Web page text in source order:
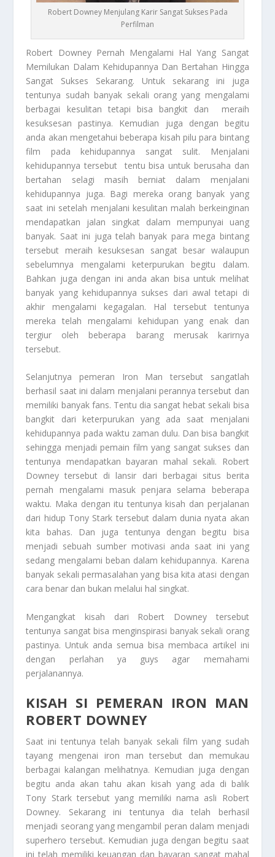
Robert Downey Menjulang Karir Sangat Sukses Pada
Perfilman
Robert DowneyPernah Mengalami Hal Yang Sangat
Memilukan Dalam Kehidupannya Dan Bertahan Hingga
Sangat Sukses Sekarang. Untuk sekarang ini juga
tentunya sudah banyak sekali orang yang mengalami
berbagai kesulitan tetapi bisa bangkit dan meraih
kesuksesan pastinya. Kemudian juga dengan begitu
anda akan mengetahui beberapa kisah pilu para bintang
film pada kehidupannya sangat sulit. Menjalani
kehidupannya tersebut tentu bisa untuk berusaha dan
bertahan selagi masih berniat dalam menjalani
kehidupannya juga. Bagi mereka orang banyak yang
saat ini setelah menjalani kesulitan malah berkeinginan
mendapatkan jalan singkat dalam mempunyai uang
banyak. Saat ini juga telah banyak para mega bintang
tersebut meraih kesuksesan sangat besar walaupun
sebelumnya mengalami keterpurukan begitu dalam.
Bahkan juga dengan ini anda akan bisa untuk melihat
banyak yang kehidupannya sukses dari awal tetapi di
akhir mengalami kegagalan. Hal tersebut tentunya
mereka telah mengalami kehidupan yang enak dan
tergiur oleh beberapa barang merusak karirnya
tersebut.
Selanjutnya pemeran Iron Man tersebut sangatlah
berhasil saat ini dalam menjalani perannya tersebut dan
memiliki banyak fans. Tentu dia sangat hebat sekali bisa
bangkit dari keterpurukan yang ada saat menjalani
kehidupannya pada waktu zaman dulu. Dan bisa bangkit
sehingga menjadi pemain film yang sangat sukses dan
tentunya mendapatkan bayaran mahal sekali.
Robert
Downey tersebut di lansir dari berbagai situs berita
pernah mengalami masuk penjara selama beberapa
waktu. Maka dengan itu tentunya kisah dan perjalanan
dari hidup Tony Stark tersebut dalam dunia nyata akan
kita bahas. Dan juga tentunya dengan begitu bisa
menjadi sebuah sumber motivasi anda saat ini yang
sedang mengalami beban dalam kehidupannya. Karena
banyak sekali permasalahan yang bisa kita atasi dengan
cara benar dan bukan melalui hal singkat.
Mengangkat kisah dari Robert Downeytersebut
tentunya sangat bisa menginspirasi banyak sekali orang
pastinya. Untuk anda semua bisa membaca artikel ini
dengan perlahan ya guys agar memahami
perjalanannya.
KISAH SI PEMERAN IRON MAN
ROBERT DOWNEY
Saat ini tentunya telah banyak sekali film yang sudah
tayang mengenai iron man tersebut dan memukau
berbagai kalangan melihatnya. Kemudian juga dengan
begitu anda akan tahu akan kisah yang ada di balik
Tony Stark tersebut yang memiliki nama asli Robert
Downey. Sekarang ini tentunya dia telah berhasil
menjadi seorang yang mengambil peran dalam menjadi
superhero tersebut. Kemudian juga dengan begitu saat
ini telah memiliki keuangan dan bayaran sangat mahal